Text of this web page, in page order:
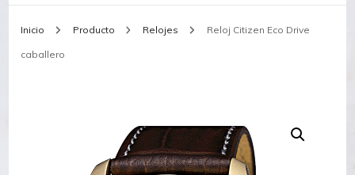
Inicio Producto Relojes Reloj Citizen Eco Drive
caballero